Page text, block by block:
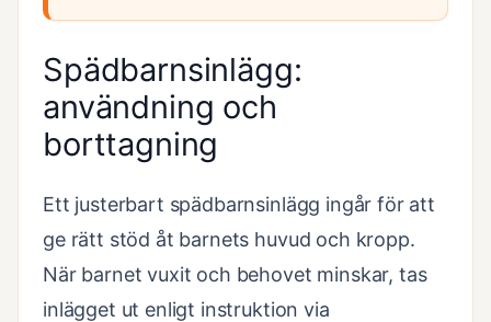
Spädbarnsinlägg:
användning och
borttagning
Ett justerbart spädbarnsinlägg ingår för att
ge rätt stöd åt barnets huvud och kropp.
När barnet vuxit och behovet minskar, tas
inlägget ut enligt instruktion via